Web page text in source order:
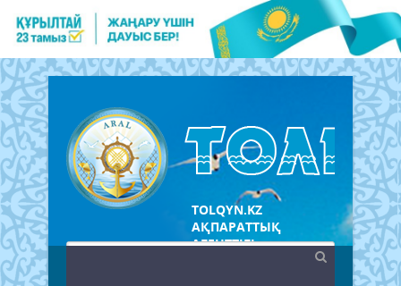
TOLQYN.KZ
АҚПАРАТТЫҚ
АГЕНТТІГІ